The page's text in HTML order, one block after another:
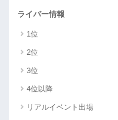
ライバー情報
1位
2位
3位
4位以降
リアルイベント出場